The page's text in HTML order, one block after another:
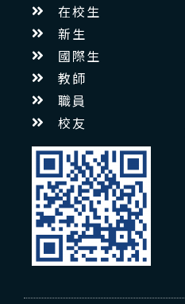
在校生
新生
國際生
教師
職員
校友